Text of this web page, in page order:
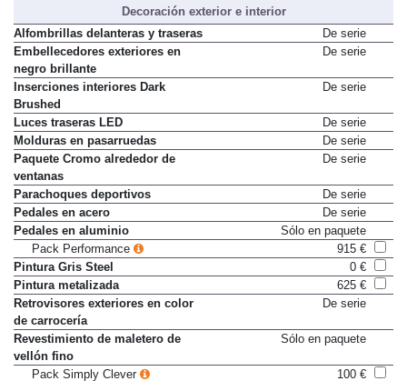
Decoración exterior e interior
Alfombrillas delanteras y traseras
De serie
Embellecedores exteriores en
negro brillante
Inserciones interiores Dark
Brushed
Luces traseras LED
De serie
Molduras en pasarruedas
De serie
Paquete Cromo alrededor de
ventanas
Parachoques deportivos
De serie
Pedales en acero
De serie
Pedales en aluminio
Sólo en paquete
Pack Performance
915 €
Pintura Gris Steel
0 €
Pintura metalizada
625 €
Retrovisores exteriores en color
de carrocería
Revestimiento de maletero de
vellón fino